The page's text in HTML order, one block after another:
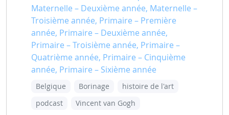
Maternelle – Deuxième année, Maternelle –
Troisième année, Primaire – Première
année, Primaire – Deuxième année,
Primaire – Troisième année, Primaire –
Quatrième année, Primaire – Cinquième
année, Primaire – Sixième année
Belgique Borinage
histoire de l'art
podcast
Vincent van Gogh